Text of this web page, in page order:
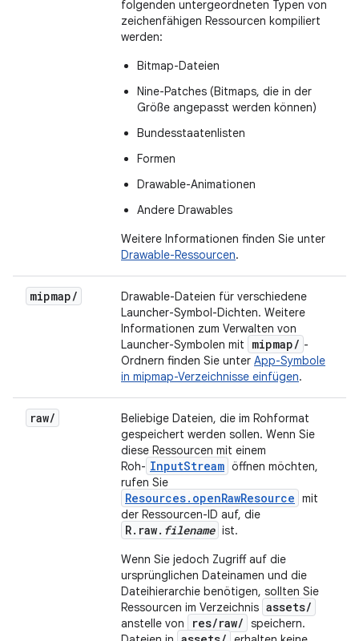
folgenden untergeordneten Typen von
zeichenfähigen Ressourcen kompiliert
werden:
Bitmap-Dateien
Nine-Patches (Bitmaps, die in der
Größe angepasst werden können)
Bundesstaatenlisten
Formen
Drawable-Animationen
Andere Drawables
Weitere Informationen finden Sie unter
Drawable-Ressourcen.
mipmap/
Drawable-Dateien für verschiedene
Launcher-Symbol-Dichten. Weitere
Informationen zum Verwalten von
Launcher-Symbolen mit
mipmap/ -
Ordnern finden Sie unter App-Symbole
in mipmap-Verzeichnisse einfügen.
raw/
Beliebige Dateien, die im Rohformat
gespeichert werden sollen. Wenn Sie
diese Ressourcen mit einem
Roh- InputStream öffnen möchten,
rufen Sie
Resources.openRawResource mit
der Ressourcen-ID auf, die
R.raw. filename ist.
Wenn Sie jedoch Zugriff auf die
ursprünglichen Dateinamen und die
Dateihierarchie benötigen, sollten Sie
Ressourcen im Verzeichnis assets/
anstelle von res/raw/ speichern.